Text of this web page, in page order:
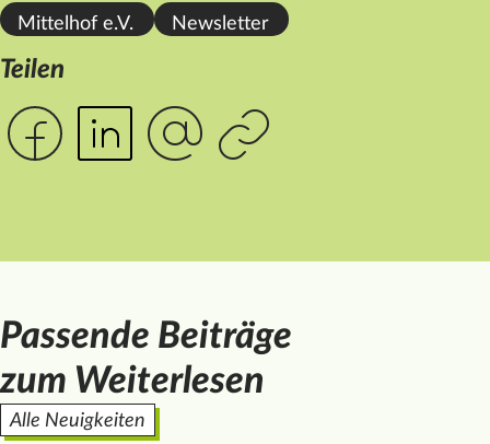
Mittelhof e.V. Newsletter
Teilen
Passende Beiträge
zum Weiterlesen
Alle Neuigkeiten